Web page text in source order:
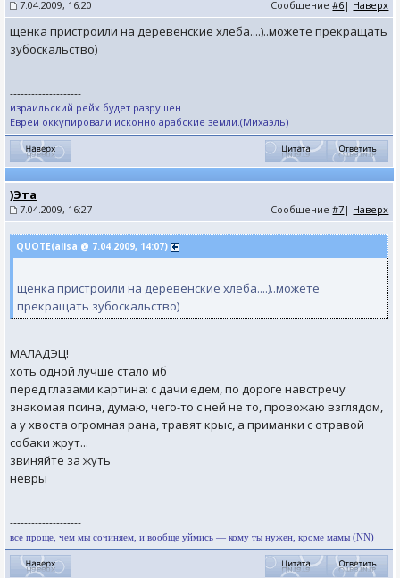
7.04.2009, 16:20 Сообщение#6 | Наверх
щенка пристроили на деревенские хлеба....)..можете прекращать
зубоскальство)
--------------------
израильский рейх будет разрушен
Евреи оккупировали исконно арабские земли.(Михаэль)
)Эта
7.04.2009, 16:27 Сообщение#7 | Наверх
QUOTE(аlisа @ 7.04.2009, 14:07)
щенка пристроили на деревенские хлеба....)..можете
прекращать зубоскальство)
МАЛАДЭЦ!
хоть одной лучше стало мб
перед глазами картина: с дачи едем, по дороге навстречу
знакомая псина, думаю, чего-то с ней не то, провожаю взглядом,
а у хвоста огромная рана, травят крыс, а приманки с отравой
собаки жрут...
звиняйте за жуть
невры
--------------------
все проще, чем мы сочиняем, и вообще уймись — кому ты нужен, кроме мамы (NN)